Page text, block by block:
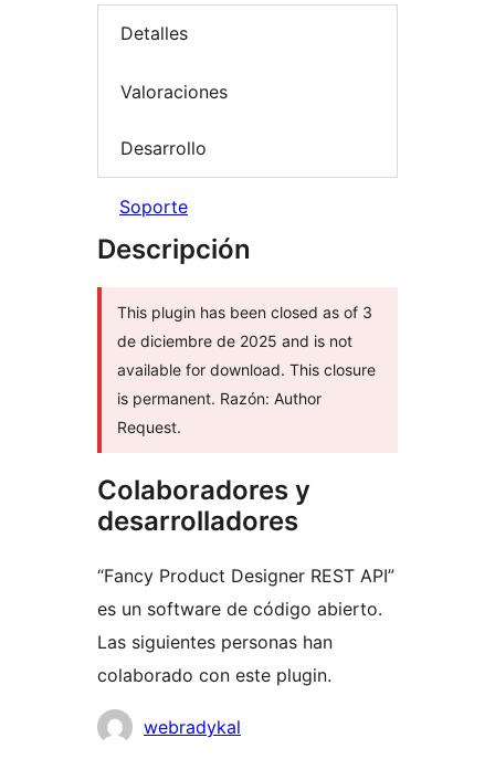
Detalles
Valoraciones
Desarrollo
Soporte
Descripción
This plugin has been closed as of 3
de diciembre de 2025 and is not
available for download. This closure
is permanent. Razón: Author
Request.
Colaboradores y
desarrolladores
“Fancy Product Designer REST API”
es un software de código abierto.
Las siguientes personas han
colaborado con este plugin.
Colaboradores
webradykal